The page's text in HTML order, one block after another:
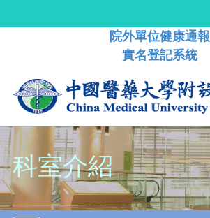
院外單位健康通報
實名登記系統
科室介紹